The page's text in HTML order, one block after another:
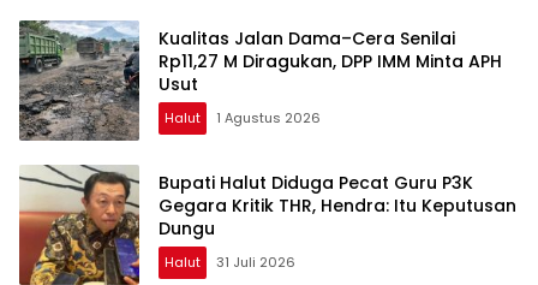
Kualitas Jalan Dama–Cera Senilai
Rp11,27 M Diragukan, DPP IMM Minta APH
Usut
Halut 1 Agustus 2026
Bupati Halut Diduga Pecat Guru P3K
Gegara Kritik THR, Hendra: Itu Keputusan
Dungu
Halut 31 Juli 2026